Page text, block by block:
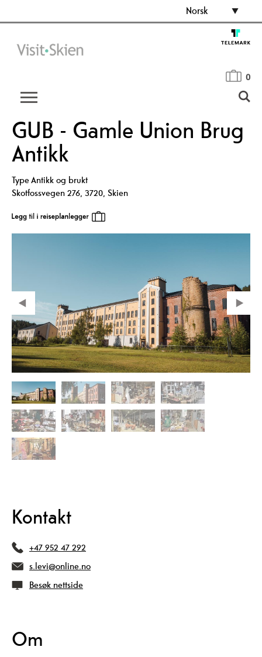
Norsk
0
GUB - Gamle Union Brug
Antikk
TypeAntikk og brukt
Skotfossvegen 276, 3720, Skien
Kontakt
+47 952 47 292
s.levi@online.no
Besøk nettside
Om